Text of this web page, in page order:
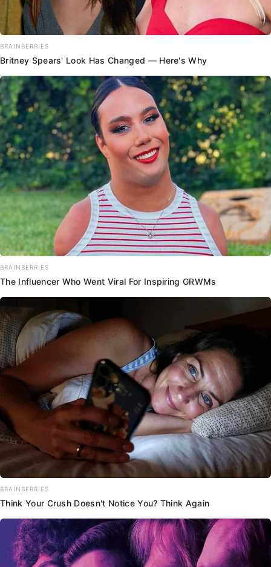
BRAINBERRIES
Britney Spears' Look Has Changed — Here's Why
BRAINBERRIES
The Influencer Who Went Viral For Inspiring GRWMs
BRAINBERRIES
Think Your Crush Doesn't Notice You? Think Again